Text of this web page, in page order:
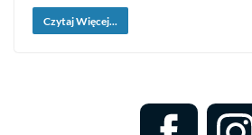
Czytaj Więcej...